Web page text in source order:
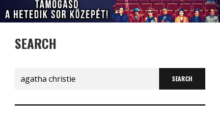
SEARCH
Search
for: